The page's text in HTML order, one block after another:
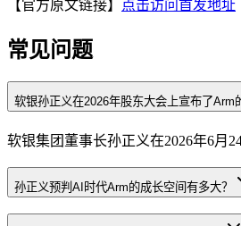
【官方原文链接】 点击访问首发地址
常见问题
软银孙正义在2026年股东大会上宣布了Arm
软银集团董事长孙正义在2026年6月
孙正义预判AI时代Arm的成长空间有多大？